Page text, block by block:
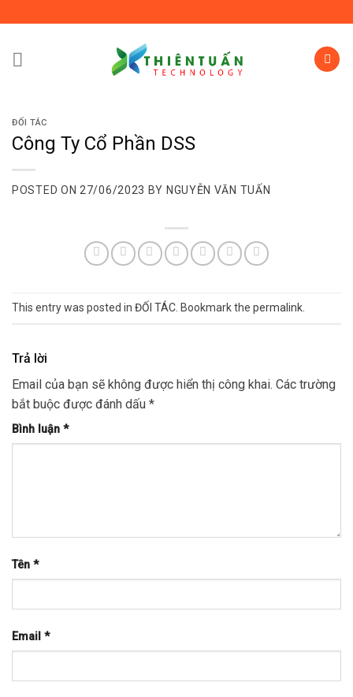
to
ĐỐI TÁC
Công Ty Cổ Phần DSS
POSTED ON 27/06/2023 BY NGUYỄN VĂN TUẤN
This entry was posted in ĐỐI TÁC. Bookmark the permalink.
Trả lời
Email của bạn sẽ không được hiển thị công khai. Các trường
bắt buộc được đánh dấu *
Bình luận *
Tên *
Email *